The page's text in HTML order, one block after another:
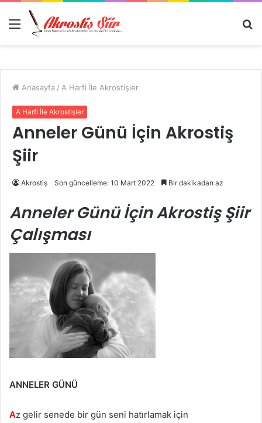
Menü
Anasayfa / A Harfi İle Akrostişler
A Harfi İle Akrostişler
Anneler Günü İçin Akrostiş
Şiir
Akrostiş Son güncelleme: 10 Mart 2022 Bir dakikadan az
Anneler Günü İçin Akrostiş Şiir
Çalışması
ANNELER GÜNÜ
Az gelir senede bir gün seni hatırlamak için